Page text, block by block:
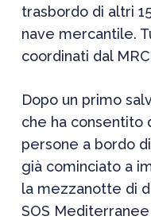
trasbordo di altri
nave mercantile.
coordinati dal
Dopo un primo
che ha consentito
persone a bordo
già cominciato a
la mezzanotte di
SOS